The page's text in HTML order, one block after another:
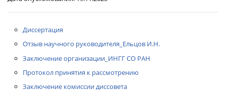
Диссертация
Отзыв научного руководителя_Ельцов И.Н.
Заключение организации_ИНГГ СО РАН
Протокол принятия к рассмотрению
Заключение комиссии диссовета